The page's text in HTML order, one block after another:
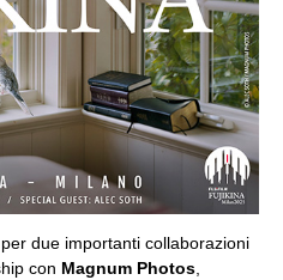
due importanti collaborazioni
con Magnum Photos,